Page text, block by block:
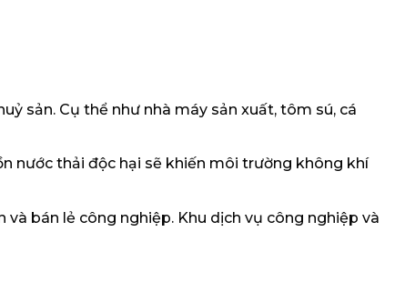
sản. Cụ thể như nhà máy sản xuất, tôm sú, cá
nước thải độc hại sẽ khiến môi trường không khí
bán lẻ công nghiệp. Khu dịch vụ công nghiệp và